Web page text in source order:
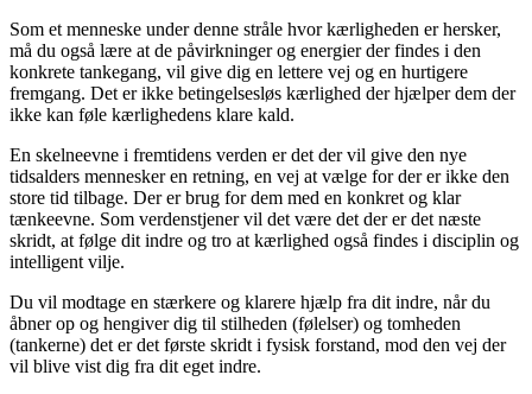
Som et menneske under denne stråle hvor kærligheden er hersker,
må du også lære at de påvirkninger og energier der findes i den
konkrete tankegang, vil give dig en lettere vej og en hurtigere
fremgang. Det er ikke betingelsesløs kærlighed der hjælper dem der
ikke kan føle kærlighedens klare kald.
En skelneevne i fremtidens verden er det der vil give den nye
tidsalders mennesker en retning, en vej at vælge for der er ikke den
store tid tilbage. Der er brug for dem med en konkret og klar
tænkeevne. Som verdenstjener vil det være det der er det næste
skridt, at følge dit indre og tro at kærlighed også findes i disciplin og
intelligent vilje.
Du vil modtage en stærkere og klarere hjælp fra dit indre, når du
åbner op og hengiver dig til stilheden (følelser) og tomheden
(tankerne) det er det første skridt i fysisk forstand, mod den vej der
vil blive vist dig fra dit eget indre.